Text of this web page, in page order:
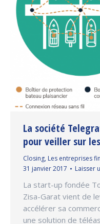
La société
pour veiller sur
Closing, Les entreprises
31 janvier 2017
Laisser
La start-up fondée
Zisa-Garat vient de
accélérer sa
une solution de